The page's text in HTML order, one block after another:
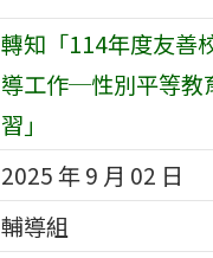
轉知「114年度友善
導工作─性別平等教
習」
2025 年 9 月 02 日
輔導組